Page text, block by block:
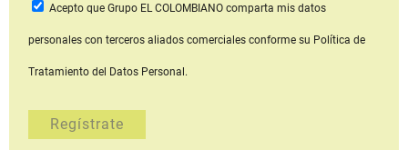
Acepto que Grupo EL COLOMBIANOcomparta mis datos
personales con terceros aliados comerciales conforme su Política de
Tratamiento del Datos Personal.